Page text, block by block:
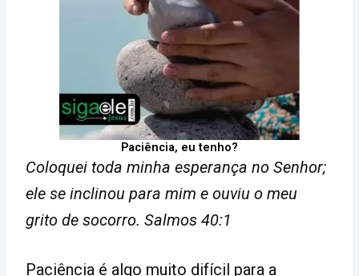
Paciência, eu tenho?
Coloquei toda minha esperança no Senhor;
ele se inclinou para mim e ouviu o meu
grito de socorro. Salmos 40:1
Paciência é algo muito difícil para a